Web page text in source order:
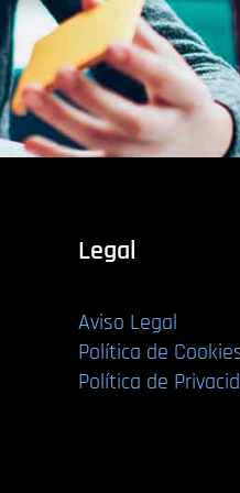
Legal
Aviso Legal
Política de
Política de